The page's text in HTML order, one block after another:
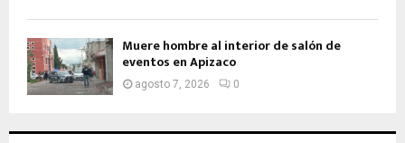
Muere hombre al interior de salón de
eventos en Apizaco
agosto 7, 2026 0